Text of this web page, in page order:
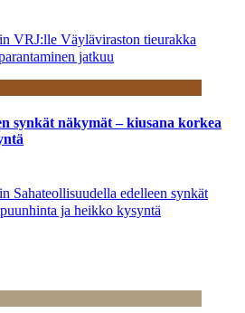
VRJ:lle Väyläviraston tieurakka
jatkuu
synkät näkymät – kiusana korkea
Sahateollisuudella edelleen synkät
ja heikko kysyntä